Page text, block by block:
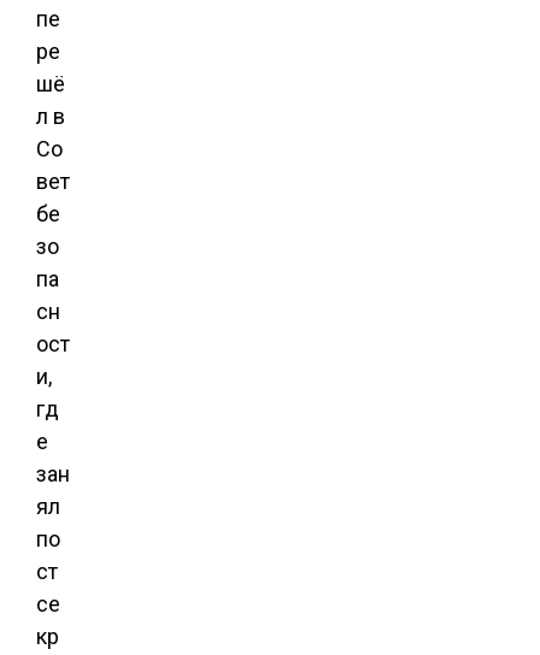
пе
ре
шё
л в
Со
вет
бе
зо
па
сн
ост
и,
гд
е
зан
ял
по
ст
се
кр